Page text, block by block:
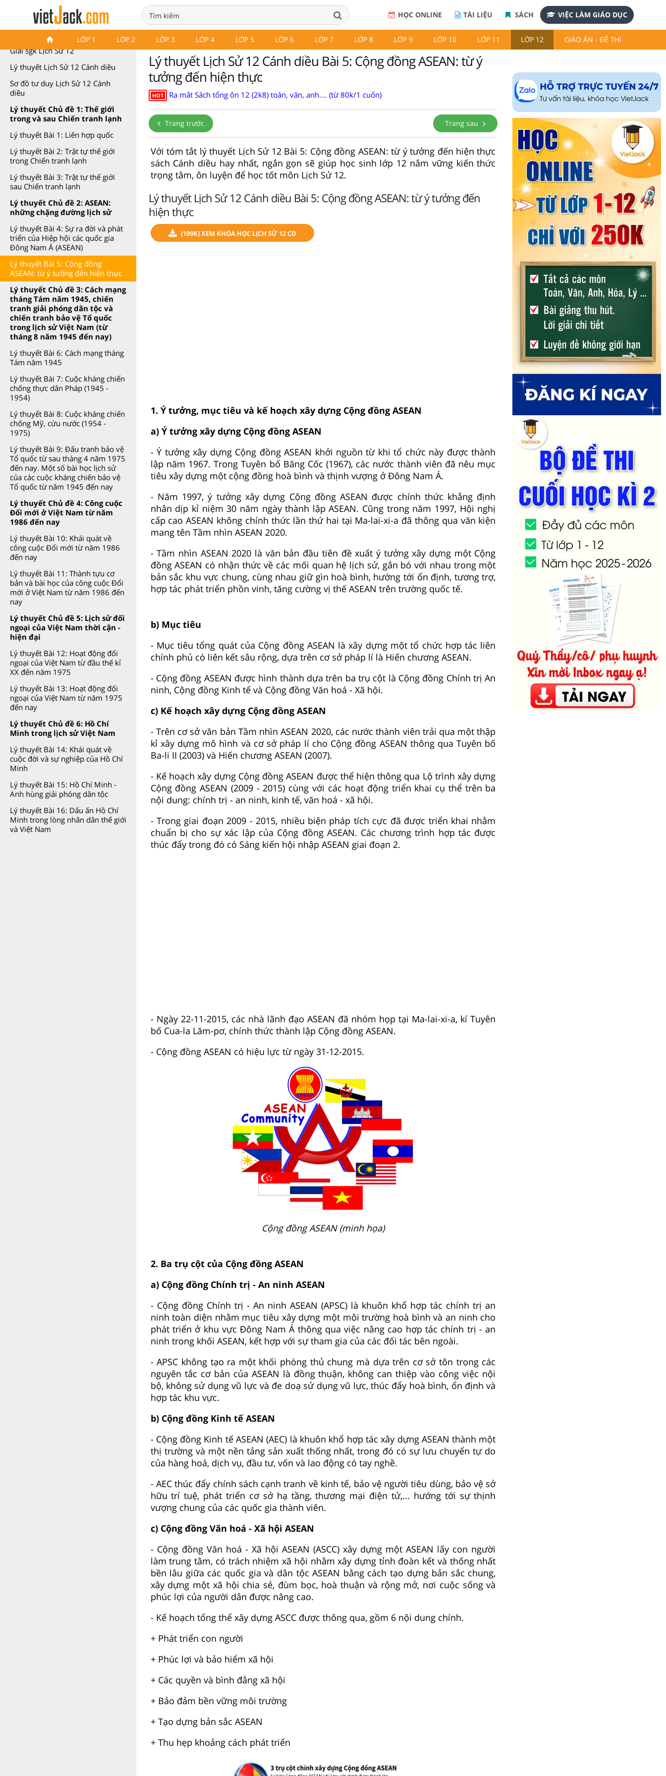
HỌC ONLINE TÀI LIỆU SÁCH VIỆC LÀM GIÁO DỤC
LỚP 1 LỚP 2 LỚP 3 LỚP 4 LỚP 5 LỚP 6 LỚP 7 LỚP 8 LỚP 9 LỚP 10 LỚP 11 LỚP 12 GIÁO ÁN - ĐỀ THI
Lý thuyết Lịch Sử 12 Cánh diều
Giải sgk Lịch Sử 12
Lý thuyết Lịch Sử 12 Cánh diều
Sơ đồ tư duy Lịch Sử 12 Cánh
diều
Lý thuyết Chủ đề 1: Thế giới
trong và sau Chiến tranh lạnh
Lý thuyết Bài 1: Liên hợp quốc
Lý thuyết Bài 2: Trật tự thế giới
trong Chiến tranh lạnh
Lý thuyết Bài 3: Trật tự thế giới
sau Chiến tranh lạnh
Lý thuyết Chủ đề 2: ASEAN:
những chặng đường lịch sử
Lý thuyết Bài 4: Sự ra đời và phát
triển của Hiệp hội các quốc gia
Đông Nam Á (ASEAN)
Lý thuyết Bài 5: Cộng đồng
ASEAN: từ ý tưởng đến hiện thực
Lý thuyết Chủ đề 3: Cách mạng
tháng Tám năm 1945, chiến
tranh giải phóng dân tộc và
chiến tranh bảo vệ Tổ quốc
trong lịch sử Việt Nam (từ
tháng 8 năm 1945 đến nay)
Lý thuyết Bài 6: Cách mạng tháng
Tám năm 1945
Lý thuyết Bài 7: Cuộc kháng chiến
chống thực dân Pháp (1945 -
1954)
Lý thuyết Bài 8: Cuộc kháng chiến
chống Mỹ, cứu nước (1954 -
1975)
Lý thuyết Bài 9: Đấu tranh bảo vệ
Tổ quốc từ sau tháng 4 năm 1975
đến nay. Một số bài học lịch sử
của các cuộc kháng chiến bảo vệ
Tổ quốc từ năm 1945 đến nay
Lý thuyết Chủ đề 4: Công cuộc
Đổi mới ở Việt Nam từ năm
1986 đến nay
Lý thuyết Bài 10: Khái quát về
công cuộc Đổi mới từ năm 1986
đến nay
Lý thuyết Bài 11: Thành tựu cơ
bản và bài học của công cuộc Đổi
mới ở Việt Nam từ năm 1986 đến
nay
Lý thuyết Chủ đề 5: Lịch sử đối
ngoại của Việt Nam thời cận -
hiện đại
Lý thuyết Bài 12: Hoạt động đối
ngoại của Việt Nam từ đầu thế kỉ
XX đến năm 1975
Lý thuyết Bài 13: Hoạt động đối
ngoại của Việt Nam từ năm 1975
đến nay
Lý thuyết Chủ đề 6: Hồ Chí
Minh trong lịch sử Việt Nam
Lý thuyết Bài 14: Khái quát về
cuộc đời và sự nghiệp của Hồ Chí
Minh
Lý thuyết Bài 15: Hồ Chí Minh -
Anh hùng giải phóng dân tộc
Lý thuyết Bài 16: Dấu ấn Hồ Chí
Minh trong lòng nhân dân thế giới
và Việt Nam
Lý thuyết Lịch Sử 12 Cánh diều Bài 5: Cộng đồng ASEAN: từ ý
tưởng đến hiện thực
HOT Ra mắt Sách tổng ôn 12 (2k8) toán, văn, anh.... (từ 80k/1 cuốn)
Trang trước Trang sau
Với tóm tắt lý thuyết Lịch Sử 12 Bài 5: Cộng đồng ASEAN: từ ý tưởng đến hiện thực
sách Cánh diều hay nhất, ngắn gọn sẽ giúp học sinh lớp 12 nắm vững kiến thức
trọng tâm, ôn luyện để học tốt môn Lịch Sử 12.
Lý thuyết Lịch Sử 12 Cánh diều Bài 5: Cộng đồng ASEAN: từ ý tưởng đến
hiện thực
(199K) XEM KHÓA HỌC LỊCH SỬ 12 CD
1. Ý tưởng, mục tiêu và kế hoạch xây dựng Cộng đồng ASEAN
a) Ý tưởng xây dựng Cộng đồng ASEAN
- Ý tưởng xây dựng Cộng đồng ASEAN khởi nguồn từ khi tổ chức này được thành
lập năm 1967. Trong Tuyên bố Băng Cốc (1967), các nước thành viên đã nêu mục
tiêu xây dựng một cộng đồng hoà bình và thịnh vượng ở Đông Nam Á.
- Năm 1997, ý tưởng xây dựng Cộng đồng ASEAN được chính thức khẳng định
nhân dịp kỉ niệm 30 năm ngày thành lập ASEAN. Cũng trong năm 1997, Hội nghị
cấp cao ASEAN không chính thức lần thứ hai tại Ma-lai-xi-a đã thông qua văn kiện
mang tên Tầm nhìn ASEAN 2020.
- Tầm nhìn ASEAN 2020 là văn bản đầu tiên đề xuất ý tưởng xây dựng một Cộng
đồng ASEAN có nhận thức về các mối quan hệ lịch sử, gắn bó với nhau trong một
bản sắc khu vực chung, cùng nhau giữ gìn hoà bình, hướng tới ổn định, tương trợ,
hợp tác phát triển phồn vinh, tăng cường vị thế ASEAN trên trường quốc tế.
b) Mục tiêu
- Mục tiêu tổng quát của Cộng đồng ASEAN là xây dựng một tổ chức hợp tác liên
chính phủ có liên kết sâu rộng, dựa trên cơ sở pháp lí là Hiến chương ASEAN.
- Cộng đồng ASEAN được hình thành dựa trên ba trụ cột là Cộng đồng Chính trị An
ninh, Cộng đồng Kinh tế và Cộng đồng Văn hoá - Xã hội.
c) Kế hoạch xây dựng Cộng đồng ASEAN
- Trên cơ sở văn bản Tầm nhìn ASEAN 2020, các nước thành viên trải qua một thập
kỉ xây dựng mô hình và cơ sở pháp lí cho Cộng đồng ASEAN thông qua Tuyên bố
Ba-li II (2003) và Hiến chương ASEAN (2007).
- Kế hoạch xây dựng Cộng đồng ASEAN được thể hiện thông qua Lộ trình xây dựng
Cộng đồng ASEAN (2009 - 2015) cùng với các hoạt động triển khai cụ thể trên ba
nội dung: chính trị - an ninh, kinh tế, văn hoá - xã hội.
- Trong giai đoạn 2009 - 2015, nhiều biện pháp tích cực đã được triển khai nhằm
chuẩn bị cho sự xác lập của Cộng đồng ASEAN. Các chương trình hợp tác được
thúc đẩy trong đó có Sáng kiến hội nhập ASEAN giai đoạn 2.
- Ngày 22-11-2015, các nhà lãnh đạo ASEAN đã nhóm họp tại Ma-lai-xi-a, kí Tuyên
bố Cua-la Lăm-pơ, chính thức thành lập Cộng đồng ASEAN.
- Cộng đồng ASEAN có hiệu lực từ ngày 31-12-2015.
Cộng đồng ASEAN (minh họa)
2. Ba trụ cột của Cộng đồng ASEAN
a) Cộng đồng Chính trị - An ninh ASEAN
- Cộng đồng Chính trị - An ninh ASEAN (APSC) là khuôn khổ hợp tác chính trị an
ninh toàn diện nhằm mục tiêu xây dựng một môi trường hoà bình và an ninh cho
phát triển ở khu vực Đông Nam Á thông qua việc nâng cao hợp tác chính trị - an
ninh trong khối ASEAN, kết hợp với sự tham gia của các đối tác bên ngoài.
- APSC không tạo ra một khối phòng thủ chung mà dựa trên cơ sở tôn trọng các
nguyên tắc cơ bản của ASEAN là đồng thuận, không can thiệp vào công việc nội
bộ, không sử dụng vũ lực và đe doạ sử dụng vũ lực, thúc đẩy hoà bình, ổn định và
hợp tác khu vực.
b) Cộng đồng Kinh tế ASEAN
- Cộng đồng Kinh tế ASEAN (AEC) là khuôn khổ hợp tác xây dựng ASEAN thành một
thị trường và một nền tảng sản xuất thống nhất, trong đó có sự lưu chuyển tự do
của hàng hoá, dịch vụ, đầu tư, vốn và lao động có tay nghề.
- AEC thúc đẩy chính sách cạnh tranh về kinh tế, bảo vệ người tiêu dùng, bảo vệ sở
hữu trí tuệ, phát triển cơ sở hạ tầng, thương mại điện tử,... hướng tới sự thịnh
vượng chung của các quốc gia thành viên.
c) Cộng đồng Văn hoá - Xã hội ASEAN
- Cộng đồng Văn hoá - Xã hội ASEAN (ASCC) xây dựng một ASEAN lấy con người
làm trung tâm, có trách nhiệm xã hội nhằm xây dựng tỉnh đoàn kết và thống nhất
bền lâu giữa các quốc gia và dân tộc ASEAN bằng cách tạo dựng bản sắc chung,
xây dựng một xã hội chia sẻ, đùm bọc, hoà thuận và rộng mở, nơi cuộc sống và
phúc lợi của người dân được nâng cao.
- Kế hoạch tổng thể xây dựng ASCC được thông qua, gồm 6 nội dung chính.
+ Phát triển con người
+ Phúc lợi và bảo hiểm xã hội
+ Các quyền và bình đẳng xã hội
+ Bảo đảm bền vững môi trường
+ Tạo dựng bản sắc ASEAN
+ Thu hẹp khoảng cách phát triển